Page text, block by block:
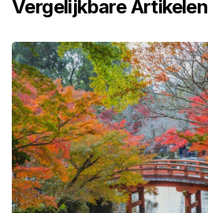
Vergelijkbare Artikelen